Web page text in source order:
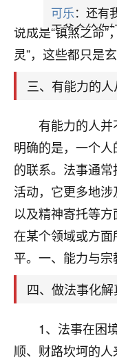
实则毫无科学依
说成是“镇煞之命”
灵”，这些都只是
三、有能力的
有能力的人
明确的是，一个
的联系。法事通
活动，它更多地
以及精神寄托等
在某个领域或方
平。一、能力与宗
四、做法事化
1、法事在困
顺、财路坎坷的
可乐：还有
天爷会给你
哪样不服都
平安是福：
卦，认识老
心若莲花
我是做餐饮的
一家，要么生
家底快败光
回事？
鹿森：你可
啊！
是我从找店
大环境不
刚找老师做